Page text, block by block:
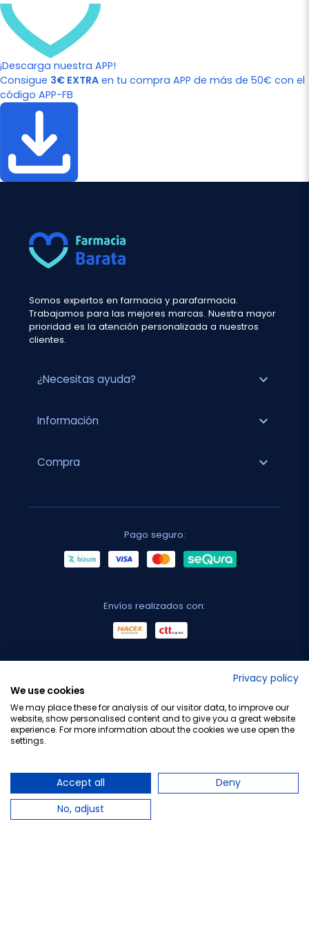
¡Descarga nuestra APP!
Consigue 3€ EXTRA en tu compra APP de más de 50€ con el
código APP-FB
Somos expertos en farmacia y parafarmacia.
Trabajamos para las mejores marcas. Nuestra mayor
prioridad es la atención personalizada a nuestros
clientes.
¿Necesitas ayuda? expand_more
Información expand_more
Compra expand_more
Pago seguro:
Envíos realizados con:
Privacy policy
We use cookies
We may place these for analysis of our visitor data, to improve our
website, show personalised content and to give you a great website
experience. For more information about the cookies we use open the
settings.
Accept all
Deny
No, adjust